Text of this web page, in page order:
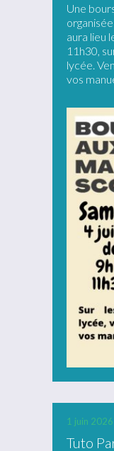
Une
aura lieu
11h30,
lycée.
vos
1 juin 2026
Tuto